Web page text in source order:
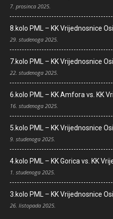
7. prosinca 2025.
8.kolo PML – KK Vrijednosnice
29. studenoga 2025.
7.kolo PML – KK Vrijednosnice
22. studenoga 2025.
6.kolo PML – KK Amfora vs. KK
16. studenoga 2025.
5.kolo PML – KK Vrijednosnice
9. studenoga 2025.
4.kolo PML – KK Gorica vs. KK
1. studenoga 2025.
3.kolo PML – KK Vrijednosnice
26. listopada 2025.